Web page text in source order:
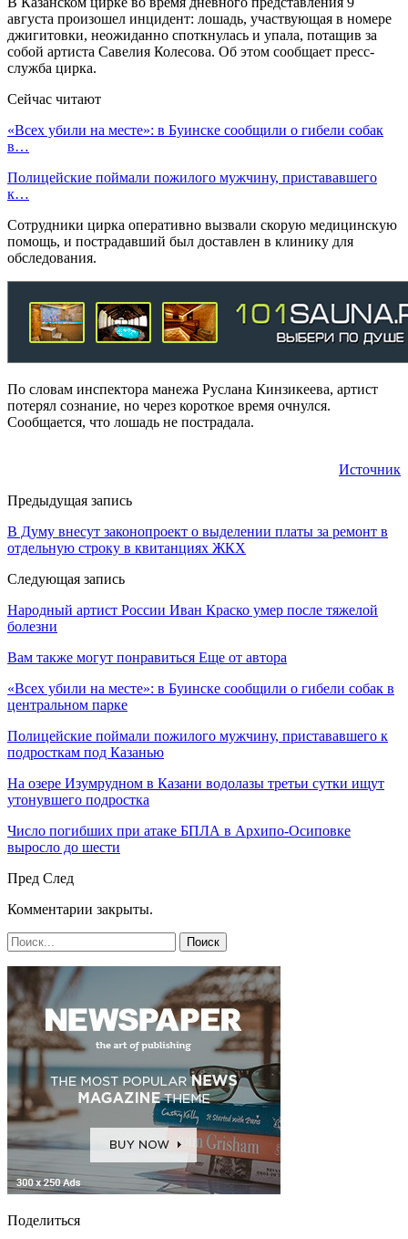
августа произошел инцидент: лошадь, участвующая в номере
джигитовки, неожиданно споткнулась и упала, потащив за
собой артиста Савелия Колесова. Об этом сообщает пресс-
служба цирка.
Сейчас читают
«Всех убили на месте»: в Буинске сообщили о гибели собак
в…
Полицейские поймали пожилого мужчину, пристававшего
к…
Сотрудники цирка оперативно вызвали скорую медицинскую
помощь, и пострадавший был доставлен в клинику для
обследования.
По словам инспектора манежа Руслана Кинзикеева, артист
потерял сознание, но через короткое время очнулся.
Сообщается, что лошадь не пострадала.
Источник
Предыдущая запись
В Думу внесут законопроект о выделении платы за ремонт в
отдельную строку в квитанциях ЖКХ
Следующая запись
Народный артист России Иван Краско умер после тяжелой
болезни
Вам также могут понравиться Еще от автора
«Всех убили на месте»: в Буинске сообщили о гибели собак в
центральном парке
Полицейские поймали пожилого мужчину, пристававшего к
подросткам под Казанью
На озере Изумрудном в Казани водолазы третьи сутки ищут
утонувшего подростка
Число погибших при атаке БПЛА в Архипо-Осиповке
выросло до шести
Пред След
Комментарии закрыты.
Поделиться